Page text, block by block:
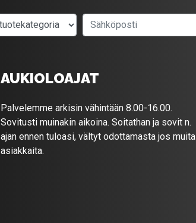
Valitse tuotekategoria
AUKIOLOAJAT
Palvelemme arkisin vähintään 8.00-16.00.
Sovitusti muinakin aikoina. Soitathan ja sovit n.
ajan ennen tuloasi, vältyt odottamasta jos muita
asiakkaita.